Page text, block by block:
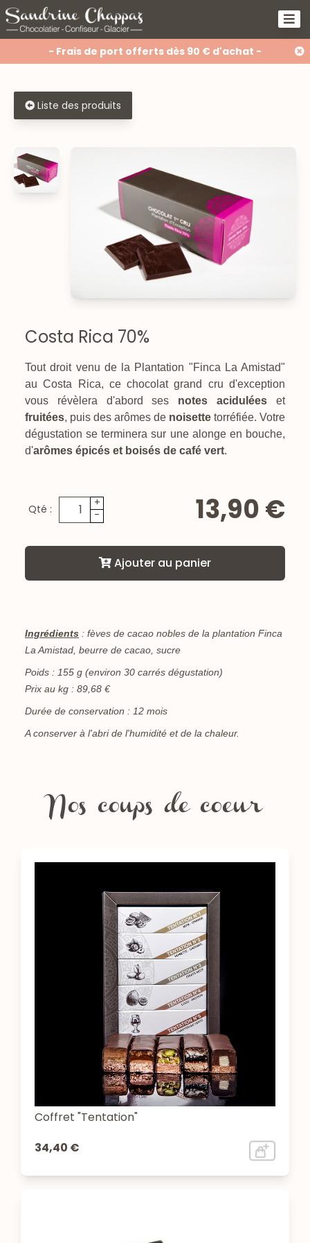
- Frais de port offerts dès 90 € d'achat -
Liste des produits
Costa Rica 70%
Tout droit venu de la Plantation "Finca La Amistad"
au Costa Rica, ce chocolat grand cru d'exception
vous révèlera d'abord ses notes acidulées et
fruitées, puis des arômes de noisette torréfiée. Votre
dégustation se terminera sur une alonge en bouche,
d'arômes épicés et boisés de café vert.
Qté :
+
-
13,90 €
Ajouter au panier
Ingrédients : fèves de cacao nobles de la plantation Finca
La Amistad, beurre de cacao, sucre
Poids : 155 g (environ 30 carrés dégustation)
Prix au kg : 89,68 €
Durée de conservation : 12 mois
A conserver à l'abri de l'humidité et de la chaleur.
Nos coups de coeur
Coffret "Tentation"
34,40 €